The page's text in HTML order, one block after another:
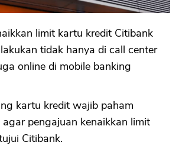
Kenaikkan Limit
tidak hanya di call center
online di mobile banking
kartu kredit wajib paham
pengajuan kenaikkan limit
Citibank.